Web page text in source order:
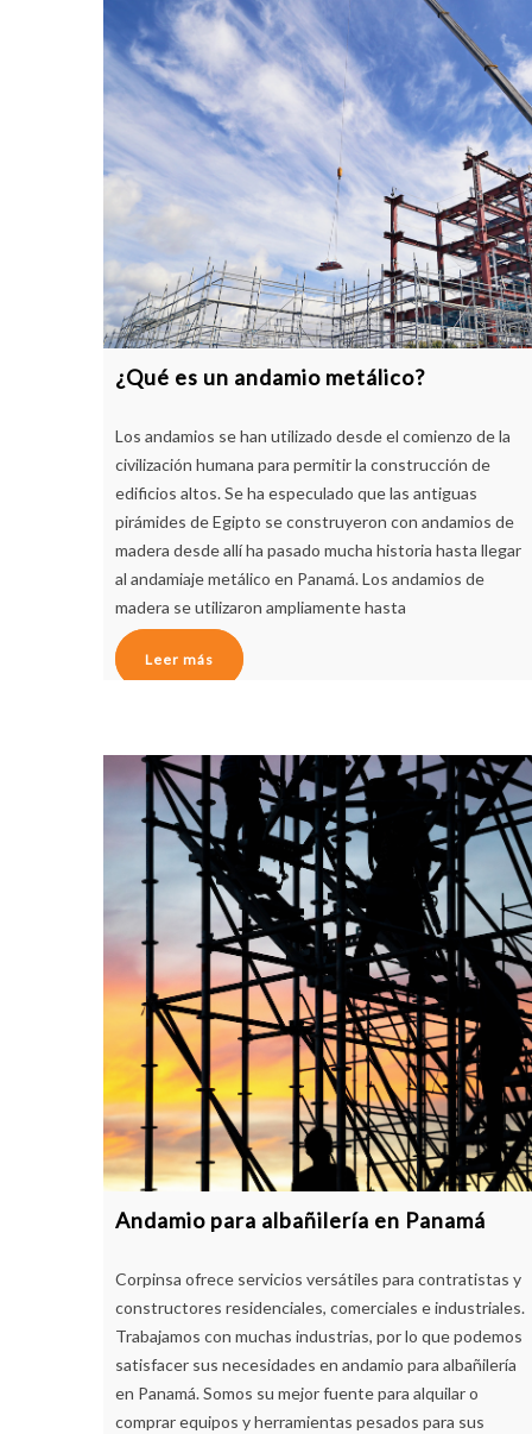
¿Qué es un andamio metálico?
Los andamios se han utilizado desde el comienzo de la
civilización humana para permitir la construcción de
edificios altos. Se ha especulado que las antiguas
pirámides de Egipto se construyeron con andamios de
madera desde allí ha pasado mucha historia hasta llegar
al andamiaje metálico en Panamá. Los andamios de
madera se utilizaron ampliamente hasta
Leer más
Andamio para albañilería en Panamá
Corpinsa ofrece servicios versátiles para contratistas y
constructores residenciales, comerciales e industriales.
Trabajamos con muchas industrias, por lo que podemos
satisfacer sus necesidades en andamio para albañilería
en Panamá. Somos su mejor fuente para alquilar o
comprar equipos y herramientas pesados ​​para sus